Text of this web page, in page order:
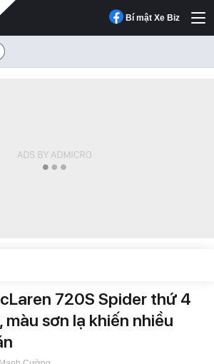
Bí mật Xe Biz
720S Spider thứ 4
màu sơn lạ khiến nhiều